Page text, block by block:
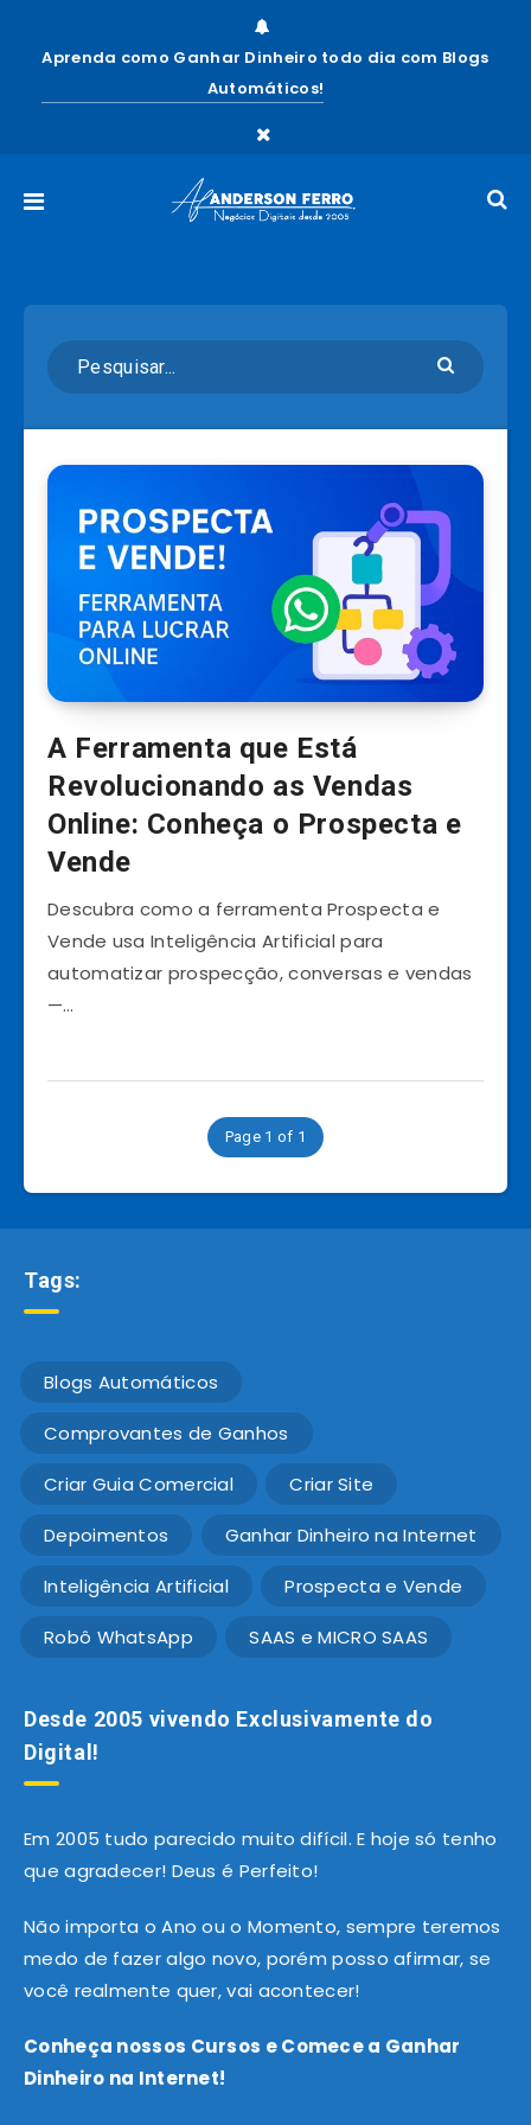
Aprenda como Ganhar Dinheiro todo dia com Blogs
Automáticos!
A Ferramenta que Está
Revolucionando as Vendas
Online: Conheça o Prospecta e
Vende
Descubra como a ferramenta Prospecta e
Vende usa Inteligência Artificial para
automatizar prospecção, conversas e vendas
—…
Page 1 of 1
Tags:
Blogs Automáticos
Comprovantes de Ganhos
Criar Guia Comercial Criar Site
Depoimentos Ganhar Dinheiro na Internet
Inteligência Artificial Prospecta e Vende
Robô WhatsApp SAAS e MICRO SAAS
Desde 2005 vivendo Exclusivamente do
Digital!
Em 2005 tudo parecido muito difícil. E hoje só tenho
que agradecer! Deus é Perfeito!
Não importa o Ano ou o Momento, sempre teremos
medo de fazer algo novo, porém posso afirmar, se
você realmente quer, vai acontecer!
Conheça nossos Cursos e Comece a Ganhar
Dinheiro na Internet!